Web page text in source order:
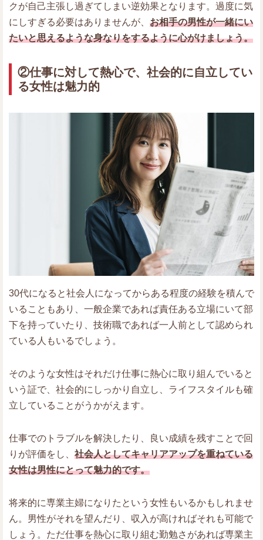
クが自己主張し過ぎてしまい逆効果となります。過度に気
にしすぎる必要はありませんが、 お相手の男性が一緒にい
たいと思えるような身なりをするように心がけましょう。
②仕事に対して熱心で、社会的に自立してい
る女性は魅力的
30代になると社会人になってからある程度の経験を積んで
いることもあり、一般企業であれば責任ある立場にいて部
下を持っていたり、技術職であれば一人前として認められ
ている人もいるでしょう。
そのような女性はそれだけ仕事に熱心に取り組んでいると
いう証で、社会的にしっかり自立し、ライフスタイルも確
立していることがうかがえます。
仕事でのトラブルを解決したり、良い成績を残すことで回
りが評価をし、 社会人としてキャリアアップを重ねている
女性は男性にとって魅力的です。
将来的に専業主婦になりたという女性もいるかもしれませ
ん。男性がそれを望んだり、収入が高ければそれも可能で
しょう。ただ仕事を熱心に取り組む勤勉さがあれば専業主